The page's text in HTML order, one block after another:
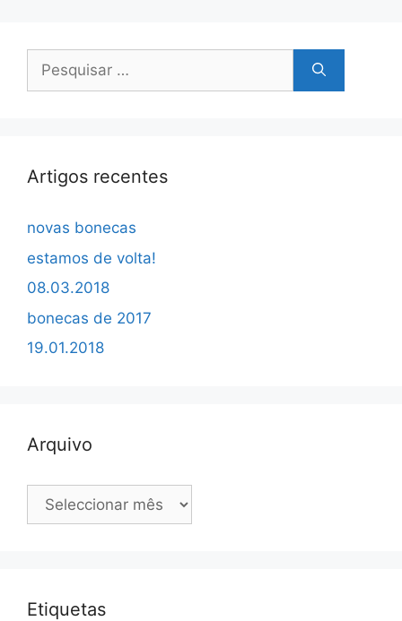
Pesquisar
Artigos recentes
novas bonecas
estamos de volta!
08.03.2018
bonecas de 2017
19.01.2018
Arquivo
Arquivo
Etiquetas